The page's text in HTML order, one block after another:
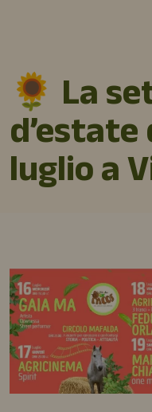
🌻 La
d’estate
luglio a